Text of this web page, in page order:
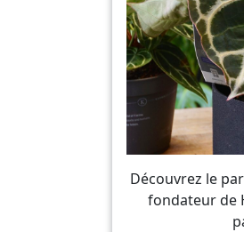
Découvrez le
fondateur de